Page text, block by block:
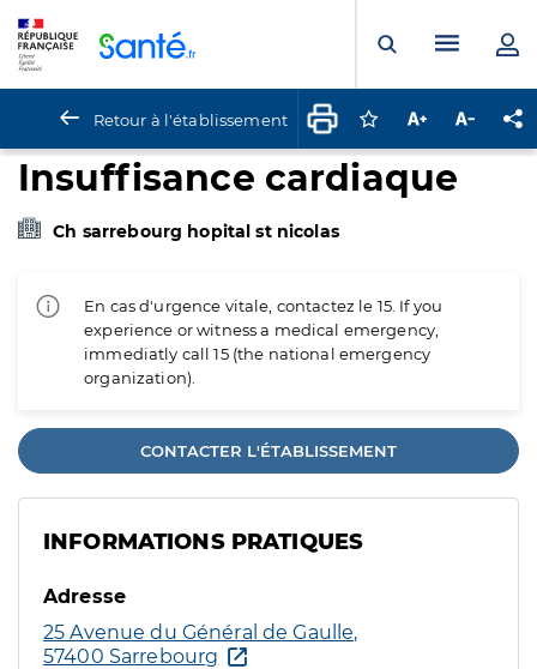
Ouvrir laMenu
Retour à l'établissement Connectez-vous
Augmenter la
Insuffisance cardiaque
Ch sarrebourg hopital st nicolas
En cas d'urgence vitale, contactez le 15. If you
experience or witness a medical emergency,
immediatly call 15 (the national emergency
organization).
CONTACTER L'ÉTABLISSEMENT
INFORMATIONS PRATIQUES
Adresse
25 Avenue du Général de Gaulle,
57400 Sarrebourg